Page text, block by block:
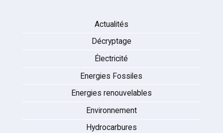
Actualités
Décryptage
Électricité
Energies Fossiles
Energies renouvelables
Environnement
Hydrocarbures